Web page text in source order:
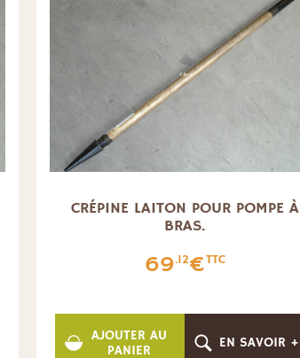
CRÉPINE LAITON POUR POMPE À
BRAS.
69.12€TTC
AJOUTER AU
PANIER
EN SAVOIR +